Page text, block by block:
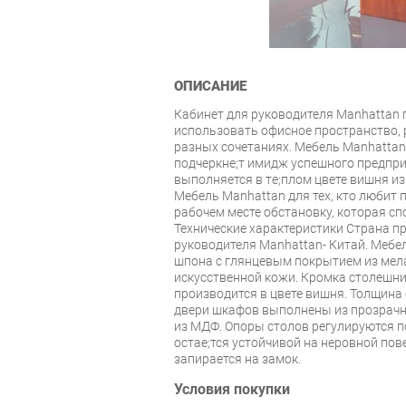
ОПИСАНИЕ
Кабинет для руководителя Manhattan
использовать офисное
разных сочетаниях. Мебель
подчеркнe;т имидж успешного
выполняется в тe;плом цвете вишня
Мебель Manhattan для тех, кто любит
рабочем месте обстановку, которая
Технические характеристики Страна
руководителя Manhattan- Китай.
шпона с глянцевым покрытием из
искусственной кожи. Кромка
производится в цвете вишня.
двери шкафов выполнены из
из МДФ. Опоры столов регулируются
остаe;тся устойчивой на неровной
запирается на замок.
Условия покупки